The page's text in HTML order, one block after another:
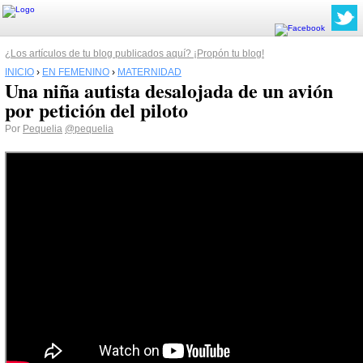
¿Los artículos de tu blog publicados aquí? ¡Propón tu blog!
INICIO › EN FEMENINO › MATERNIDAD
Una niña autista desalojada de un avión
por petición del piloto
Por Pequelia @pequelia